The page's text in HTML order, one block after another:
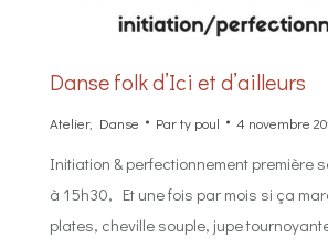
Danse folk d’Ici et d’ailleurs
Atelier, Danse Party poul 4 novembre
Initiation & perfectionnement première
à 15h30, Et une fois par mois si ça
plates, cheville souple, jupe